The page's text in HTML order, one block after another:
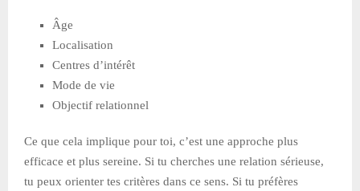
Âge
Localisation
Centres d’intérêt
Mode de vie
Objectif relationnel
Ce que cela implique pour toi, c’est une approche plus
efficace et plus sereine. Si tu cherches une relation sérieuse,
tu peux orienter tes critères dans ce sens. Si tu préfères